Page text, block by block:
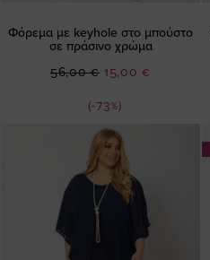
Φόρεμα με keyhole στο μπούστο
σε πράσινο χρώμα
(-73%)
Ειδική
15,00 €
56,00 €